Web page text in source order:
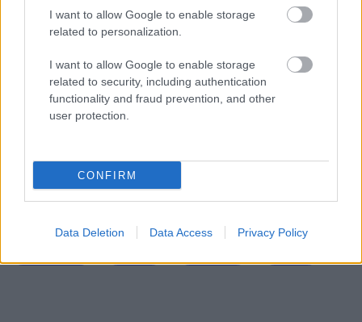
I want to allow Google to enable storage
related to personalization.
I want to allow Google to enable storage
related to security, including authentication
functionality and fraud prevention, and other
user protection.
CONFIRM
Data Deletion Data Access Privacy Policy
Σχολεία: 42 προσλήψεις καθαριστών
στον Δήμο Ηγουμενίτσας
Εθνική Σύνταξη 2026: Στα 446,87 ευρώ
το πλήρες ποσό
Tags